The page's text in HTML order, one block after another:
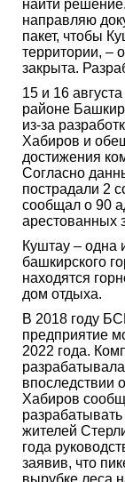
найти
направляю
пакет, чтобы
территории, –
закрыта.
15 и 16
районе
из-за
Хабиров и
достижения
Согласно
пострадали 2
сообщал о 90
арестованных
Куштау – одна
башкирского
находятся
дом отдыха.
В 2018 году
предприятие
2022 года.
впоследствии
Хабиров
жителей
года
заявив, что
вырубке леса